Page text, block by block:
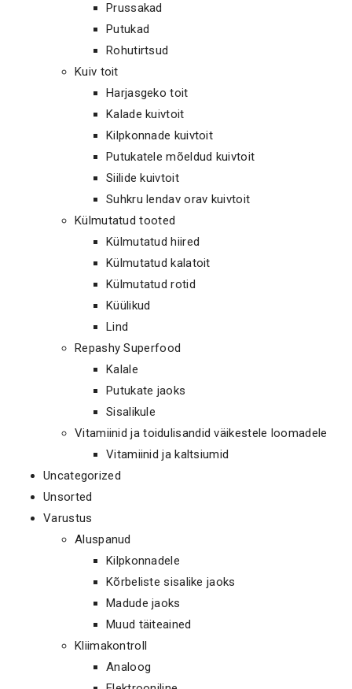
Prussakad
Putukad
Rohutirtsud
Kuiv toit
Harjasgeko toit
Kalade kuivtoit
Kilpkonnade kuivtoit
Putukatele mõeldud kuivtoit
Siilide kuivtoit
Suhkru lendav orav kuivtoit
Külmutatud tooted
Külmutatud hiired
Külmutatud kalatoit
Külmutatud rotid
Küülikud
Lind
Repashy Superfood
Kalale
Putukate jaoks
Sisalikule
Vitamiinid ja toidulisandid väikestele loomadele
Vitamiinid ja kaltsiumid
Uncategorized
Unsorted
Varustus
Aluspanud
Kilpkonnadele
Kõrbeliste sisalike jaoks
Madude jaoks
Muud täiteained
Kliimakontroll
Analoog